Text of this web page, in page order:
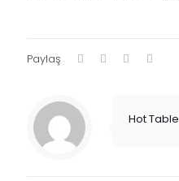
Paylaş
Hot Table